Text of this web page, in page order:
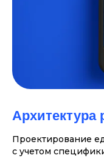
Архитектура
Проектирование
с учетом